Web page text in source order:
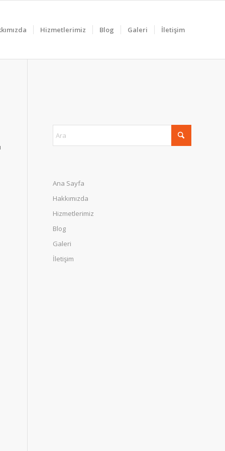
Hizmetlerimiz Blog Galeri İletişim
Ana Sayfa
Hakkımızda
Hizmetlerimiz
Blog
Galeri
İletişim